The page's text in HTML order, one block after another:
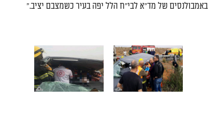
באמבולנסים של מד"א לבי"ח הלל יפה בעיר כשמצבם יציב."